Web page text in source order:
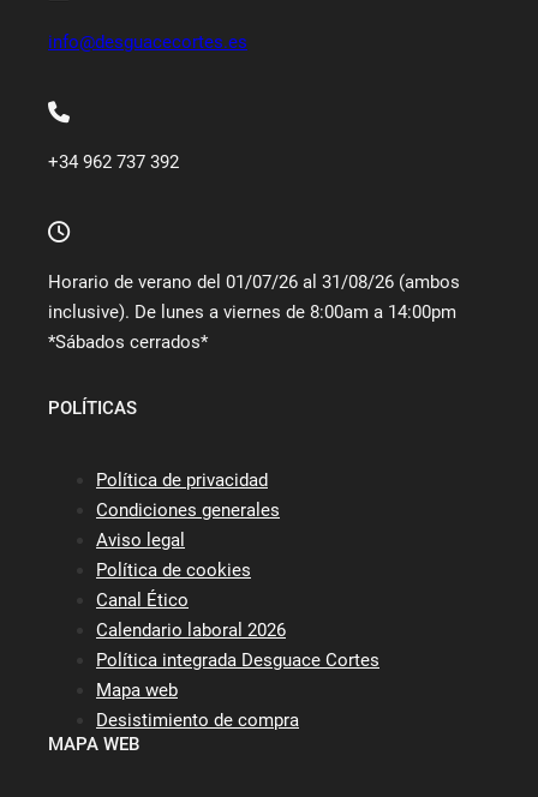
info@desguacecortes.es
+34 962 737 392
Horario de verano del 01/07/26 al 31/08/26 (ambos
inclusive). De lunes a viernes de 8:00am a 14:00pm
*Sábados cerrados*
POLÍTICAS
Política de privacidad
Condiciones generales
Aviso legal
Política de cookies
Canal Ético
Calendario laboral 2026
Política integrada Desguace Cortes
Mapa web
Desistimiento de compra
MAPA WEB